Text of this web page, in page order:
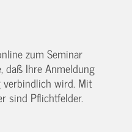
zum Seminar
daß Ihre Anmeldung
wird. Mit
sind Pflichtfelder.